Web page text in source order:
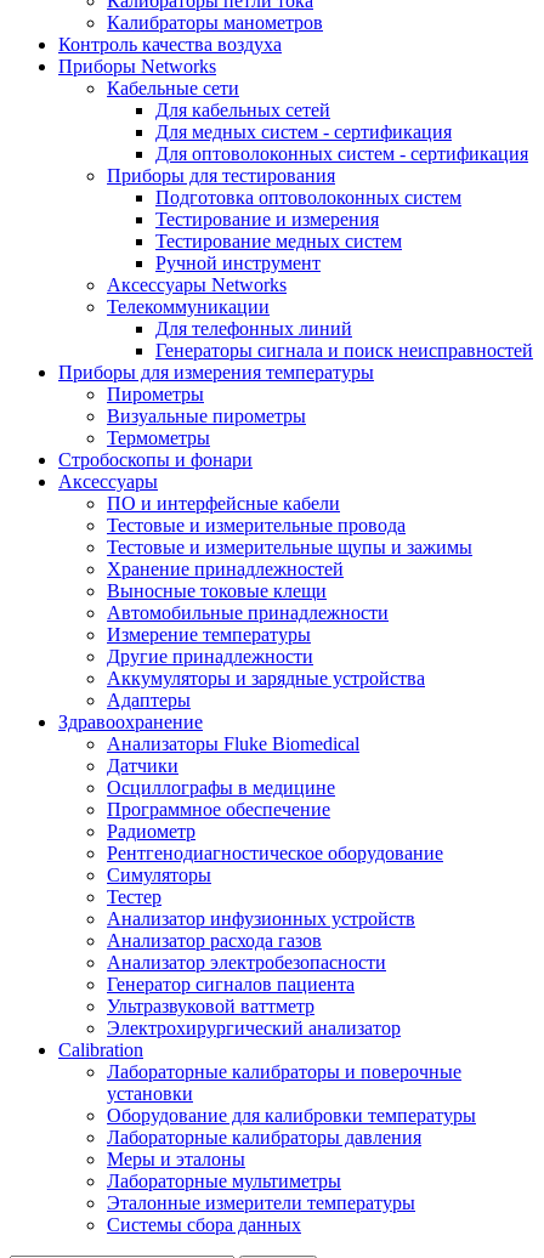
Калибраторы манометров
Контроль качества воздуха
Приборы Networks
Кабельные сети
Для кабельных сетей
Для медных систем - сертификация
Для оптоволоконных систем - сертификация
Приборы для тестирования
Подготовка оптоволоконных систем
Тестирование и измерения
Тестирование медных систем
Ручной инструмент
Аксессуары Networks
Телекоммуникации
Для телефонных линий
Генераторы сигнала и поиск неисправностей
Приборы для измерения температуры
Пирометры
Визуальные пирометры
Термометры
Стробоскопы и фонари
Аксессуары
ПО и интерфейсные кабели
Тестовые и измерительные провода
Тестовые и измерительные щупы и зажимы
Хранение принадлежностей
Выносные токовые клещи
Автомобильные принадлежности
Измерение температуры
Другие принадлежности
Аккумуляторы и зарядные устройства
Адаптеры
Здравоохранение
Анализаторы Fluke Biomedical
Датчики
Осциллографы в медицине
Программное обеспечение
Радиометр
Рентгенодиагностическое оборудование
Симуляторы
Тестер
Анализатор инфузионных устройств
Анализатор расхода газов
Анализатор электробезопасности
Генератор сигналов пациента
Ультразвуковой ваттметр
Электрохирургический анализатор
Calibration
Лабораторные калибраторы и поверочные
установки
Оборудование для калибровки температуры
Лабораторные калибраторы давления
Меры и эталоны
Лабораторные мультиметры
Эталонные измерители температуры
Системы сбора данных